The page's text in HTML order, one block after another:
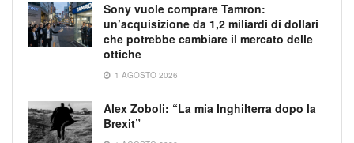
Sony vuole comprare Tamron:
un’acquisizione da 1,2 miliardi di dollari
che potrebbe cambiare il mercato delle
ottiche
1 AGOSTO 2026
Alex Zoboli: “La mia Inghilterra dopo la
Brexit”